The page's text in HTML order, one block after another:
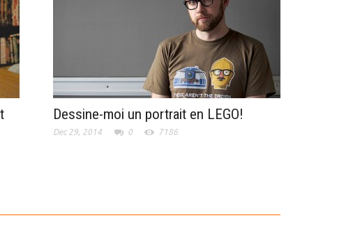
Dessine-moi un portrait en LEGO!
Dec 29, 2014 0 7186